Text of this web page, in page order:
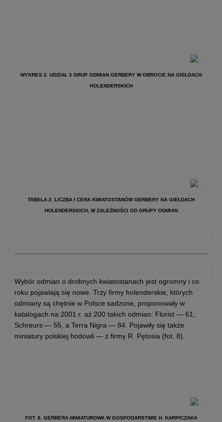
WYKRES 2. UDZIAŁ 3 GRUP ODMIAN GERBERY W OBROCIE NA GIEŁDACH
HOLENDERSKICH
TABELA 2. LICZBA I CENA KWIATOSTANÓW GERBERY NA GIEŁDACH
HOLENDERSKICH, W ZALEŻNOŚCI OD GRUPY ODMIAN
Wybór odmian o drobnych kwiatostanach jest ogromny i co
roku pojawiają się nowe. Trzy firmy holenderskie, których
odmiany są chętnie w Polsce sadzone, proponowały w
katalogach na 2001 r. aż 200 takich odmian: Florist — 61,
Schreurs — 55, a Terra Nigra — 84. Pojawiły się także
miniatury polskiej hodowli — z firmy R. Pętosia (fot. 8).
FOT. 8. GERBERA MINIATUROWA W GOSPODARSTWIE H. KARPICZAKA